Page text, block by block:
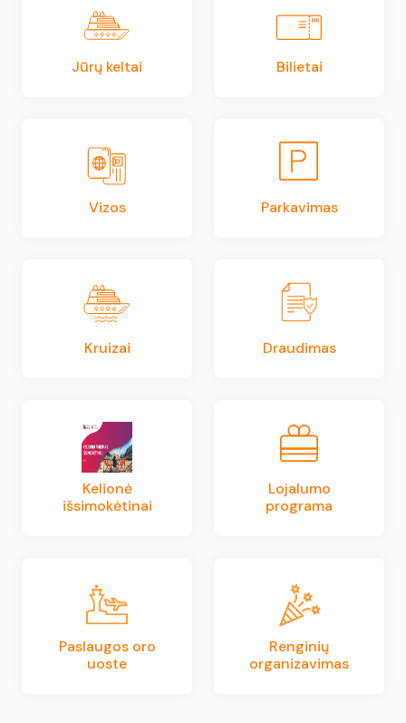
Jūrų keltai Bilietai
Vizos Parkavimas
Kruizai Draudimas
Kelionė
išsimokėtinai
Lojalumo
programa
Paslaugos oro
uoste
Renginių
organizavimas